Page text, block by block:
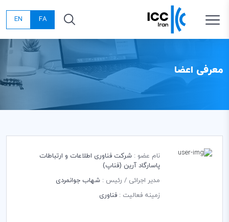
FA
EN
معرفی اعضا
نام عضو : شرکت فناوری اطلاعات و ارتباطات
پاسارگاد آرین (فناپ)
مدیر اجرائی / رئیس : شهاب جوانمردی
زمینه فعالیت : فناوری